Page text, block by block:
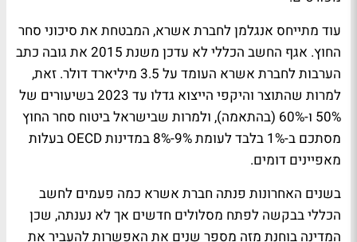
עוד מתייחס אנגלמן לחברת אשרא, המבטחת את סיכוני סחר
החוץ. אגף החשב הכללי לא עדכן משנת 2015 את גובה כתב
הערבות לחברת אשרא העומד על 3.5 מיליארד דולר. זאת,
למרות שהתוצר והיקפי הייצוא גדלו עד 2023 בשיעורים של
50% ו-60% (בהתאמה), ולמרות שבישראל ביטוח סחר החוץ
מסתכם ב-1% בלבד לעומת 9%-8% במדינות OECD בעלות
מאפיינים דומים.
בשנים האחרונות פנתה חברת אשרא כמה פעמים לחשב
הכללי בבקשה לפתח מסלולים חדשים אך לא נענתה, שכן
המדינה בוחנת מזה מספר שנים את האפשרות להעביר את